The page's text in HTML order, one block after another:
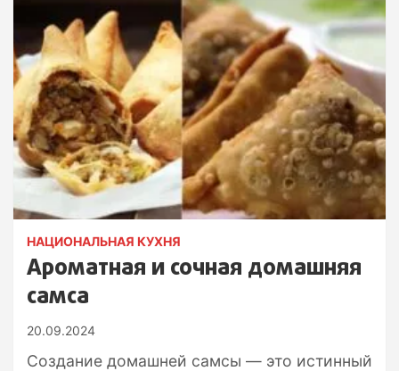
НАЦИОНАЛЬНАЯ КУХНЯ
Ароматная и сочная домашняя
самса
20.09.2024
Создание домашней самсы — это истинный